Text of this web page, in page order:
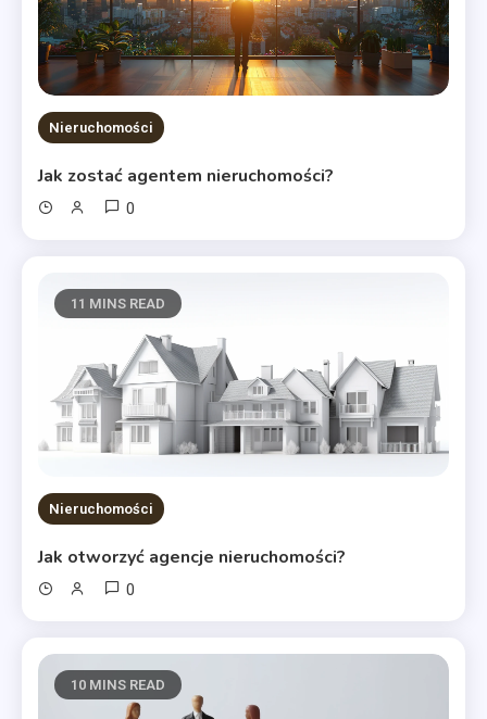
Nieruchomości
Jak zostać agentem nieruchomości?
0
11 MINS READ
Nieruchomości
Jak otworzyć agencje nieruchomości?
0
10 MINS READ